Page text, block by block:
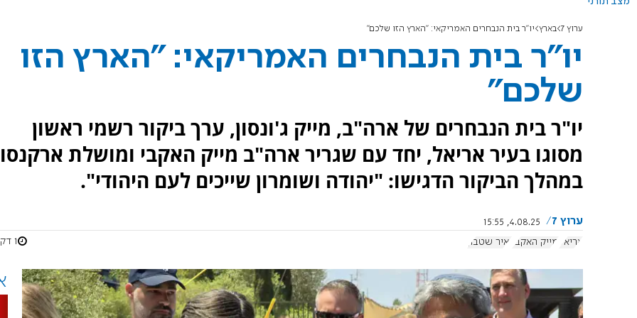
ערוץ 7 בארץ יו"ר בית הנבחרים האמריקאי: "הארץ הזו שלכם"
יו"ר בית הנבחרים האמריקאי: "הארץ הזו
שלכם"
יו"ר בית הנבחרים של ארה"ב, מייק ג'ונסון, ערך ביקור רשמי ראשון
מסוגו בעיר אריאל, יחד עם שגריר ארה"ב מייק האקבי ומושלת
במהלך הביקור הדגישו: "יהודה ושומרון שייכים לעם היהודי".
ערוץ 7
4.08.25, 15:55
אריאל
מייק האקבי יאיר שטבון 1 דקות